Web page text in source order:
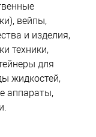
вейпы,
и изделия,
техники,
для
жидкостей,
аппараты,